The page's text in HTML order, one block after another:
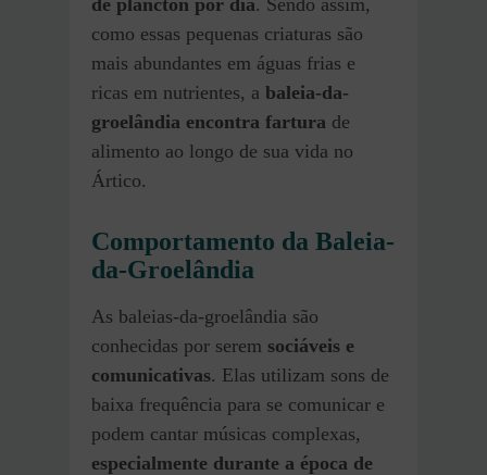
como essas pequenas criaturas são
mais abundantes em águas frias e
ricas em nutrientes, a baleia-da-
groelândia encontra fartura de
alimento ao longo de sua vida no
Ártico.
Comportamento da Baleia-
da-Groelândia
As baleias-da-groelândia são
conhecidas por serem sociáveis e
comunicativas. Elas utilizam sons de
baixa frequência para se comunicar e
podem cantar músicas complexas,
especialmente durante a época de